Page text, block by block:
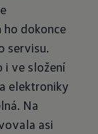
dokonce
servisu.
i ve složení
elektroniky
Na
asi